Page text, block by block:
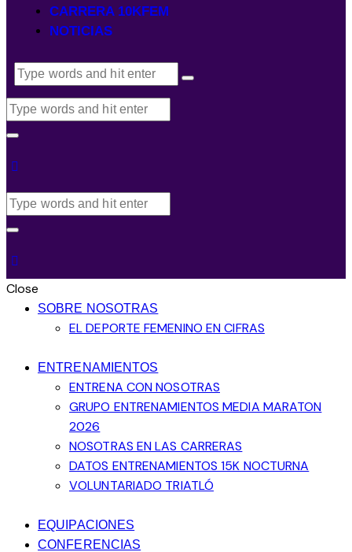
CARRERA 10KFEM
NOTICIAS
Close
SOBRE NOSOTRAS
EL DEPORTE FEMENINO EN CIFRAS
ENTRENAMIENTOS
ENTRENA CON NOSOTRAS
GRUPO ENTRENAMIENTOS MEDIA MARATON
2026
NOSOTRAS EN LAS CARRERAS
DATOS ENTRENAMIENTOS 15K NOCTURNA
VOLUNTARIADO TRIATLÓ
EQUIPACIONES
CONFERENCIAS